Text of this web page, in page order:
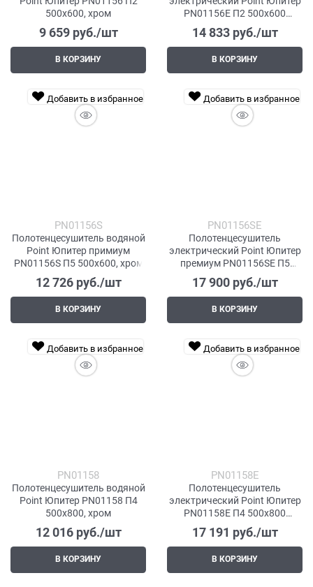
500x600, хром
9 659 руб./шт
В КОРЗИНУ
PN01156E П2 500x600
левый/правый, хром
14 833 руб./шт
В КОРЗИНУ
Добавить в избранное
PN01156S
Полотенцесушитель водяной
Point Юпитер примиум
PN01156S П5 500x600, хром
12 726 руб./шт
В КОРЗИНУ
Добавить в избранное
PN01156SE
Полотенцесушитель
электрический Point Юпитер
премиум PN01156SE П5
500x600 левый/правый,
хром
17 900 руб./шт
В КОРЗИНУ
Добавить в избранное
PN01158
Полотенцесушитель водяной
Point Юпитер PN01158 П4
500x800, хром
12 016 руб./шт
В КОРЗИНУ
Добавить в избранное
PN01158E
Полотенцесушитель
электрический Point Юпитер
PN01158E П4 500x800
левый/правый, хром
17 191 руб./шт
В КОРЗИНУ